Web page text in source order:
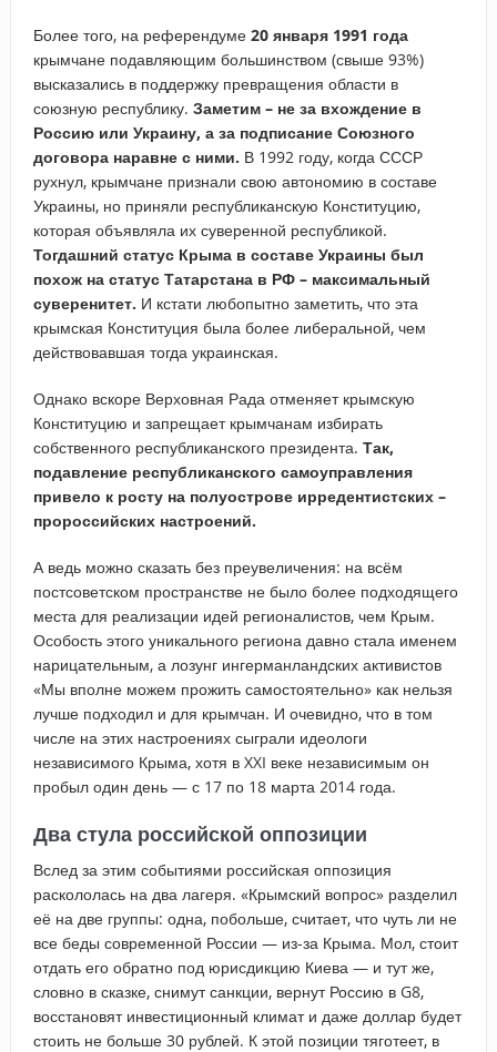
Более того, на референдуме 20 января 1991 года
крымчане подавляющим большинством (свыше 93%)
высказались в поддержку превращения области в
союзную республику. Заметим – не за вхождение в
Россию или Украину, а за подписание Союзного
договора наравне с ними. В 1992 году, когда СССР
рухнул, крымчане признали свою автономию в составе
Украины, но приняли республиканскую Конституцию,
которая объявляла их суверенной республикой.
Тогдашний статус Крыма в составе Украины был
похож на статус Татарстана в РФ – максимальный
суверенитет. И кстати любопытно заметить, что эта
крымская Конституция была более либеральной, чем
действовавшая тогда украинская.
Однако вскоре Верховная Рада отменяет крымскую
Конституцию и запрещает крымчанам избирать
собственного республиканского президента. Так,
подавление республиканского самоуправления
привело к росту на полуострове ирредентистских –
пророссийских настроений.
А ведь можно сказать без преувеличения: на всём
постсоветском пространстве не было более подходящего
места для реализации идей регионалистов, чем Крым.
Особость этого уникального региона давно стала именем
нарицательным, а лозунг ингерманландских активистов
«Мы вполне можем прожить самостоятельно» как нельзя
лучше подходил и для крымчан. И очевидно, что в том
числе на этих настроениях сыграли идеологи
независимого Крыма, хотя в XXI веке независимым он
пробыл один день — с 17 по 18 марта 2014 года.
Два стула российской оппозиции
Вслед за этим событиями российская оппозиция
раскололась на два лагеря. «Крымский вопрос» разделил
её на две группы: одна, побольше, считает, что чуть ли не
все беды современной России — из-за Крыма. Мол, стоит
отдать его обратно под юрисдикцию Киева — и тут же,
словно в сказке, снимут санкции, вернут Россию в G8,
восстановят инвестиционный климат и даже доллар будет
стоить не больше 30 рублей. К этой позиции тяготеет, в